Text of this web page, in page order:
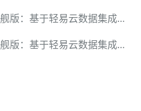
勤策 CRM 对接金蝶云星空旗舰版：基于轻易云数据集成平台的硬核技术实现与全链路方案
勤策 CRM 对接金蝶云星空旗舰版：基于轻易云数据集成平台的硬核技术实现与全链路方案